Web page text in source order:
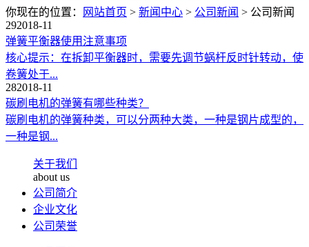
你现在的位置： 网站首页 > 新闻中心 > 公司新闻 > 公司新闻
292018-11
弹簧平衡器使用注意事项
核心提示：在拆卸平衡器时，需要先调节蜗杆反时针转动，使
卷簧处于...
282018-11
碳刷电机的弹簧有哪些种类？
碳刷电机的弹簧种类，可以分两种大类，一种是钢片成型的，
一种是钢...
关于我们
about us
公司简介
企业文化
公司荣誉